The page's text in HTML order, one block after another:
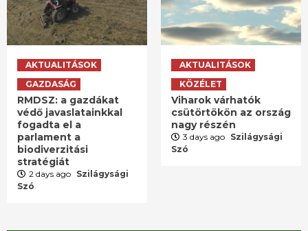
AKTUALITÁSOK
GAZDASÁG
RMDSZ: a gazdákat
védő javaslatainkkal
fogadta el a
parlament a
biodiverzitási
stratégiát
2 days ago Szilágysági
Szó
AKTUALITÁSOK
KÖZÉLET
Viharok várhatók
csütörtökön az ország
nagy részén
3 days ago Szilágysági
Szó